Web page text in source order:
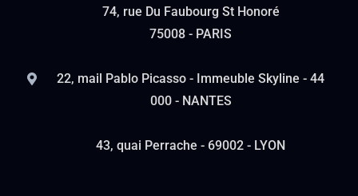
74, rue Du Faubourg St Honoré
75008 - PARIS
22, mail Pablo Picasso - Immeuble Skyline - 44
000 - NANTES
43, quai Perrache - 69002 - LYON